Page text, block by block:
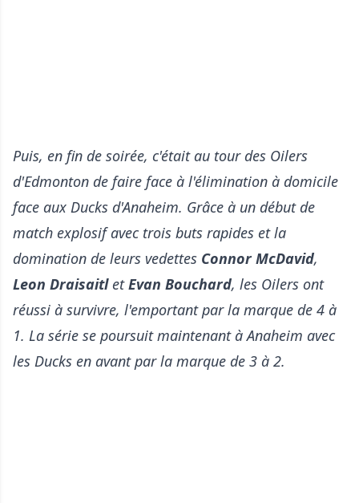
Puis, en fin de soirée, c'était au tour des Oilers
d'Edmonton de faire face à l'élimination à domicile
face aux Ducks d'Anaheim. Grâce à un début de
match explosif avec trois buts rapides et la
domination de leurs vedettes Connor McDavid,
Leon DraisaitletEvan Bouchard, les Oilers ont
réussi à survivre, l'emportant par la marque de 4 à
1. La série se poursuit maintenant à Anaheim avec
les Ducks en avant par la marque de 3 à 2.